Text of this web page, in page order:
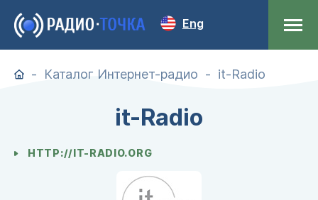
Eng
Каталог Интернет-радио it-Radio
it-Radio
HTTP://IT-RADIO.ORG